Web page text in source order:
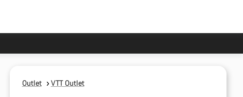
Outlet VTT Outlet